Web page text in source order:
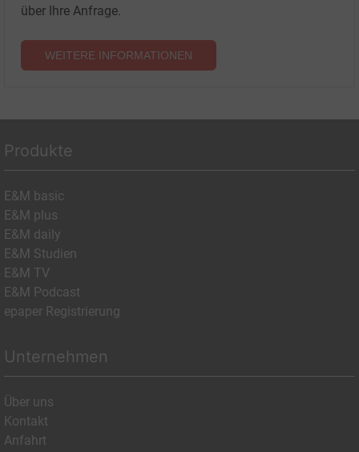
über Ihre Anfrage.
WEITERE INFORMATIONEN
Produkte
E&M basic
E&M plus
E&M daily
E&M Studien
E&M TV
E&M Podcast
epaper Registrierung
Unternehmen
Über uns
Kontakt
Anfahrt